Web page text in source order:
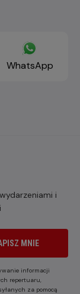
WhatsApp
i
MNIE
informacji
repertuaru,
za pomocą